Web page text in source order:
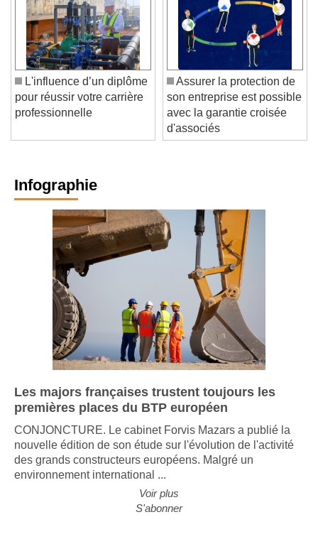
L'influence d’un diplôme
pour réussir votre carrière
Assurer la protection de
son entreprise est possible
avec la garantie croisée
d'associés
Infographie
Les majors françaises trustent toujours les
premières places du BTP européen
CONJONCTURE. Le cabinet Forvis Mazars a publié la
nouvelle édition de son étude sur l'évolution de l'activité
des grands constructeurs européens. Malgré un
Voir plus